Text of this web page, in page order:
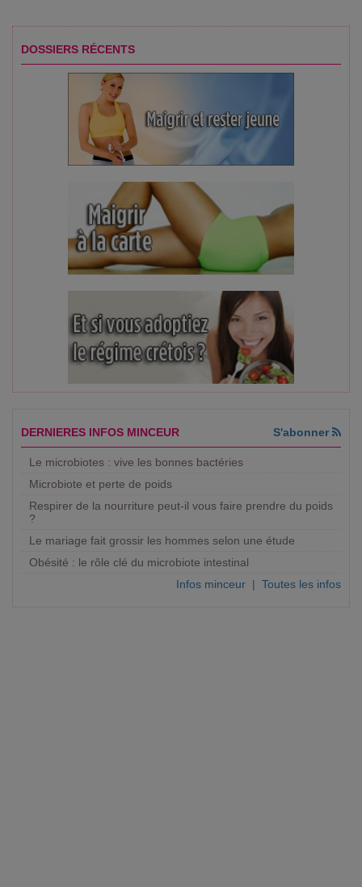
DOSSIERS RÉCENTS
DERNIERES INFOS MINCEUR S'abonner
Le microbiotes : vive les bonnes bactéries
Microbiote et perte de poids
Respirer de la nourriture peut-il vous faire prendre du poids
?
Le mariage fait grossir les hommes selon une étude
Obésité : le rôle clé du microbiote intestinal
Infos minceur | Toutes les infos